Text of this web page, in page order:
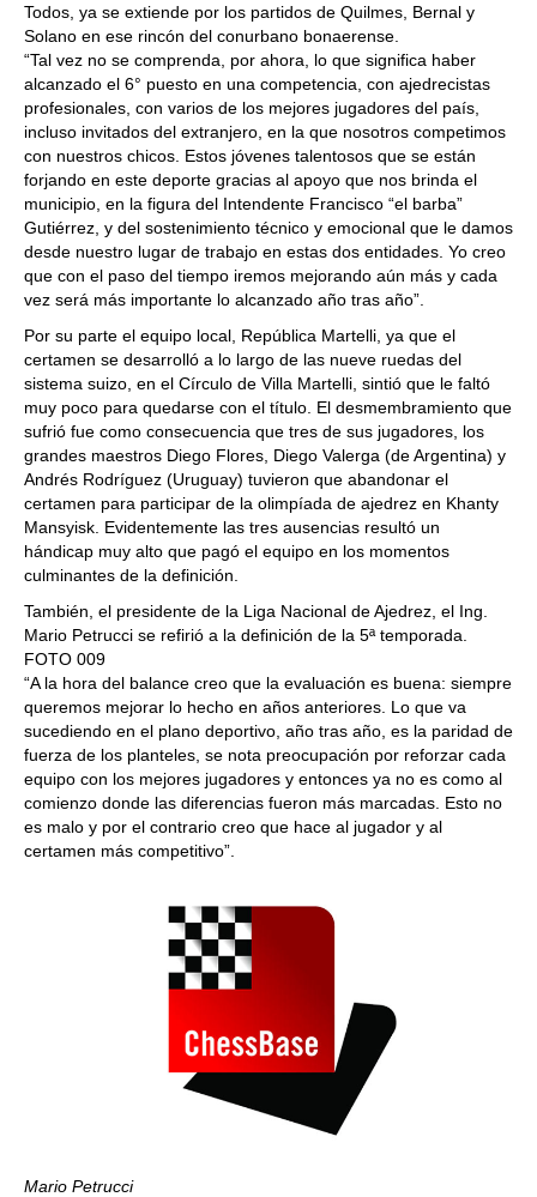
Todos, ya se extiende por los partidos de Quilmes, Bernal y
Solano en ese rincón del conurbano bonaerense.
“Tal vez no se comprenda, por ahora, lo que significa haber
alcanzado el 6° puesto en una competencia, con ajedrecistas
profesionales, con varios de los mejores jugadores del país,
incluso invitados del extranjero, en la que nosotros competimos
con nuestros chicos. Estos jóvenes talentosos que se están
forjando en este deporte gracias al apoyo que nos brinda el
municipio, en la figura del Intendente Francisco “el barba”
Gutiérrez, y del sostenimiento técnico y emocional que le damos
desde nuestro lugar de trabajo en estas dos entidades. Yo creo
que con el paso del tiempo iremos mejorando aún más y cada
vez será más importante lo alcanzado año tras año”.
Por su parte el equipo local, República Martelli, ya que el
certamen se desarrolló a lo largo de las nueve ruedas del
sistema suizo, en el Círculo de Villa Martelli, sintió que le faltó
muy poco para quedarse con el título. El desmembramiento que
sufrió fue como consecuencia que tres de sus jugadores, los
grandes maestros Diego Flores, Diego Valerga (de Argentina) y
Andrés Rodríguez (Uruguay) tuvieron que abandonar el
certamen para participar de la olimpíada de ajedrez en Khanty
Mansyisk. Evidentemente las tres ausencias resultó un
hándicap muy alto que pagó el equipo en los momentos
culminantes de la definición.
También, el presidente de la Liga Nacional de Ajedrez, el Ing.
Mario Petrucci se refirió a la definición de la 5ª temporada.
FOTO 009
“A la hora del balance creo que la evaluación es buena: siempre
queremos mejorar lo hecho en años anteriores. Lo que va
sucediendo en el plano deportivo, año tras año, es la paridad de
fuerza de los planteles, se nota preocupación por reforzar cada
equipo con los mejores jugadores y entonces ya no es como al
comienzo donde las diferencias fueron más marcadas. Esto no
es malo y por el contrario creo que hace al jugador y al
certamen más competitivo”.
Mario Petrucci